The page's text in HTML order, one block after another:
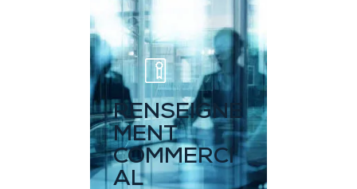
RENSEIGNE
MENT
COMMERCI
AL